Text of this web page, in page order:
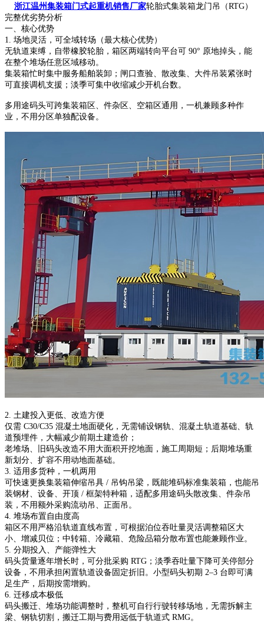
浙江温州集装箱门式起重机销售厂家轮胎式集装箱龙门吊（RTG）
完整优劣势分析
一、核心优势
1. 场地灵活，可全域转场（最大核心优势）
无轨道束缚，自带橡胶轮胎，箱区两端转向平台可 90° 原地掉头，能
在整个堆场任意区域移动。
集装箱忙时集中服务船舶装卸；闸口查验、散改集、大件吊装紧张时
可直接调机支援；淡季可集中收缩减少开机台数。
多用途码头可跨集装箱区、件杂区、空箱区通用，一机兼顾多种作
业，不用分区单独配设备。
2. 土建投入更低、改造方便
仅需 C30/C35 混凝土地面硬化，无需铺设钢轨、混凝土轨道基础、轨
道预埋件，大幅减少前期土建造价；
老堆场、旧码头改造不用大面积开挖地面，施工周期短；后期堆场重
新划分、扩容不用动地面基础。
3. 适用多货种，一机两用
可快速更换集装箱伸缩吊具 / 吊钩吊梁，既能堆码标准集装箱，也能吊
装钢材、设备、开顶 / 框架特种箱，适配多用途码头散改集、件杂吊
装，不用额外采购流动吊、正面吊。
4. 堆场布置自由度高
箱区不用严格沿轨道直线布置，可根据泊位吞吐量灵活调整箱区大
小、增减贝位；中转箱、冷藏箱、危险品箱分散布置也能兼顾作业。
5. 分期投入、产能弹性大
码头货量逐年增长时，可分批采购 RTG；淡季吞吐量下降可关停部分
设备，不用承担闲置轨道设备固定折旧。小型码头初期 2–3 台即可满
足生产，后期按需增购。
6. 迁移成本极低
码头搬迁、堆场功能调整时，整机可自行行驶转移场地，无需拆解主
梁、钢轨切割，搬迁工期与费用远低于轨道式 RMG。